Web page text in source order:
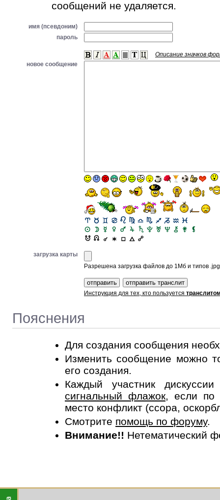
сообщений не удаляется.
имя (псевдоним)
пароль
Описание значков
новое сообщение
загрузка карты
Разрешена загрузка файлов до 1Мб и типов
Инструкция для тех, кто пользуется
Пояснения
Для создания сообщения
Изменить сообщение можно
его создания.
Каждый участник
сигнальный флажок, если по
место конфликт (ссора,
Смотрите помощь по форуму.
Внимание!! Нетематический